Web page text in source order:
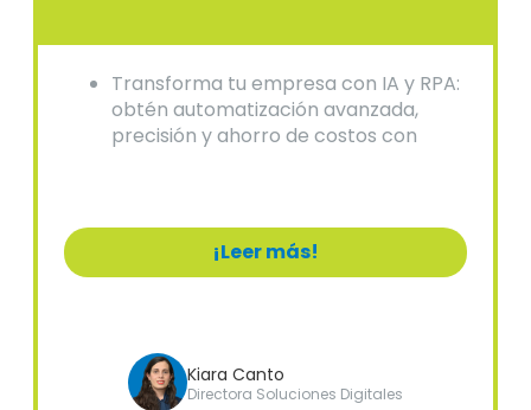
Transforma tu empresa con IA y RPA:
obtén automatización avanzada,
precisión y ahorro de costos con
¡Leer más!
Kiara Canto
Directora Soluciones Digitales